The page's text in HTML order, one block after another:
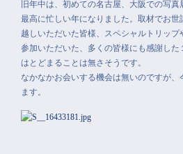
旧年中は、初めての名古屋、大阪での写
最高に忙しい年になりました。取材でお
越しいただいた皆様、スペシャルトリッ
参加いただいた、多くの皆様にも感謝し
はとどまることは無さそうです。
なかなかお会いする機会は無いのですが、
ます。